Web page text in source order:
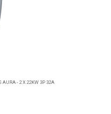
AURA - 2 X 22KW 3P 32A